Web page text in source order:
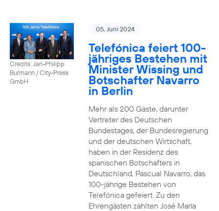
Credits: Jan-Philipp
Burmann / City-Press
GmbH
05. Juni 2024
Telefónica feiert 100-
jähriges Bestehen mit
Minister Wissing und
Botschafter Navarro
in Berlin
Mehr als 200 Gäste, darunter
Vertreter des Deutschen
Bundestages, der Bundesregierung
und der deutschen Wirtschaft,
haben in der Residenz des
spanischen Botschafters in
Deutschland, Pascual Navarro, das
100-jährige Bestehen von
Telefónica gefeiert. Zu den
Ehrengästen zählten José María